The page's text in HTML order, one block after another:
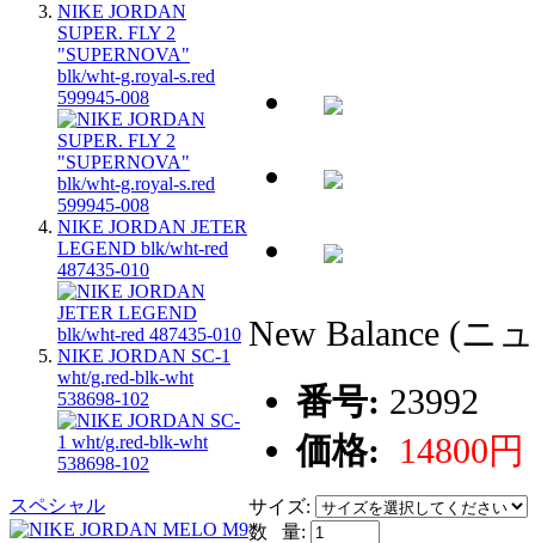
NIKE JORDAN
SUPER. FLY 2
"SUPERNOVA"
blk/wht-g.royal-s.red
599945-008
NIKE JORDAN JETER
LEGEND blk/wht-red
487435-010
NIKE JORDAN SC-1
wht/g.red-blk-wht
538698-102
スペシャル
New Balance (ニ
番号: 23992
価格: 14800円
サイズ:
数 量: